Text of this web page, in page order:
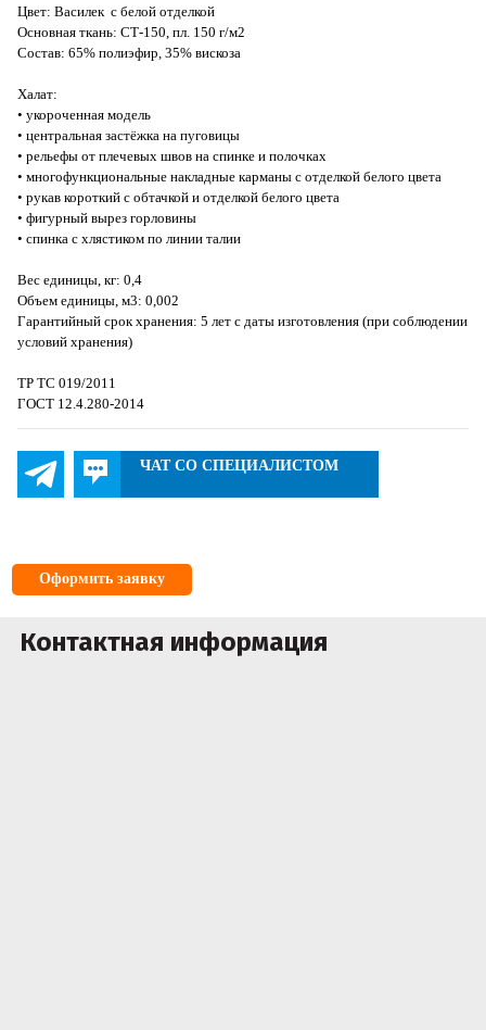
Цвет: Василек с белой отделкой
Основная ткань: СТ-150, пл. 150 г/м2
Состав: 65% полиэфир, 35% вискоза
Халат:
• укороченная модель
• центральная застёжка на пуговицы
• рельефы от плечевых швов на спинке и полочках
• многофункциональные накладные карманы с отделкой белого цвета
• рукав короткий с обтачкой и отделкой белого цвета
• фигурный вырез горловины
• спинка с хлястиком по линии талии
Вес единицы, кг: 0,4
Объем единицы, м3: 0,002
Гарантийный срок хранения: 5 лет с даты изготовления (при соблюдении
условий хранения)
ТР ТС 019/2011
ГОСТ 12.4.280-2014
ЧАТ СО СПЕЦИАЛИСТОМ
Оформить заявку
Контактная информация